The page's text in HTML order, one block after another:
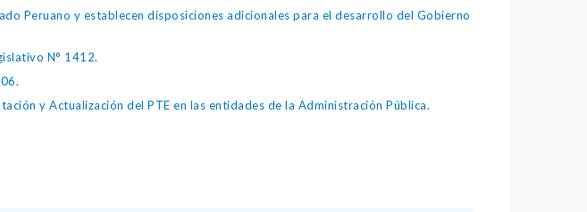
Peruano y establecen disposiciones adicionales para el desarrollo del Gobierno
N° 1412.
y Actualización del PTE en las entidades de la Administración Pública.